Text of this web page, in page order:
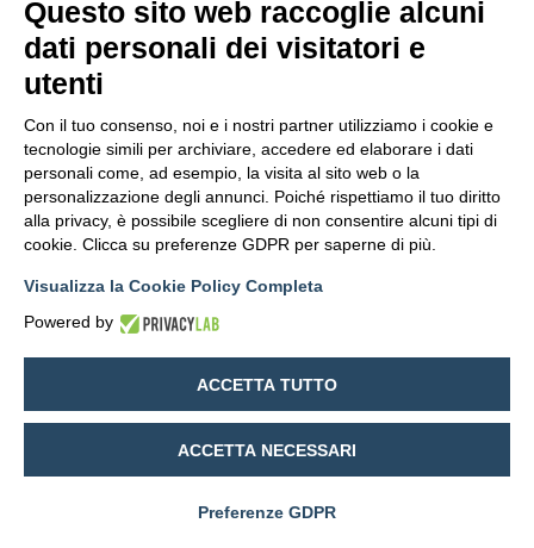
Oops! Page not found
Questo sito web raccoglie alcuni
dati personali dei visitatori e
utenti
Con il tuo consenso, noi e i nostri partner utilizziamo i cookie e
tecnologie simili per archiviare, accedere ed elaborare i dati
personali come, ad esempio, la visita al sito web o la
personalizzazione degli annunci. Poiché rispettiamo il tuo diritto
alla privacy, è possibile scegliere di non consentire alcuni tipi di
cookie. Clicca su preferenze GDPR per saperne di più.
Visualizza la Cookie Policy Completa
Powered by
ACCETTA TUTTO
ACCETTA NECESSARI
Preferenze GDPR